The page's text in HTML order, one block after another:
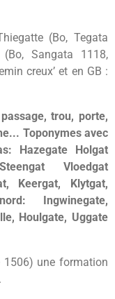
(Bo, Tegata
Sangata 1118,
creux’ et en GB :
trou, porte,
Toponymes avec
Hazegate Holgat
Vloedgat
Keergat, Klytgat,
Ingwinegate,
Houlgate, Uggate
1506) une formation